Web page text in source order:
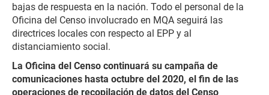
bajas de respuesta en la nación. Todo el personal de la
Oficina del Censo involucrado en MQA seguirá las
directrices locales con respecto al EPP y al
distanciamiento social.
La Oficina del Censo continuará su campaña de
comunicaciones hasta octubre del 2020, el fin de las
operaciones de recopilación de datos del Censo